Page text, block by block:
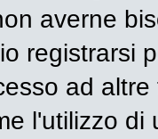
averne
registrarsi
ad altre
l'utilizzo di